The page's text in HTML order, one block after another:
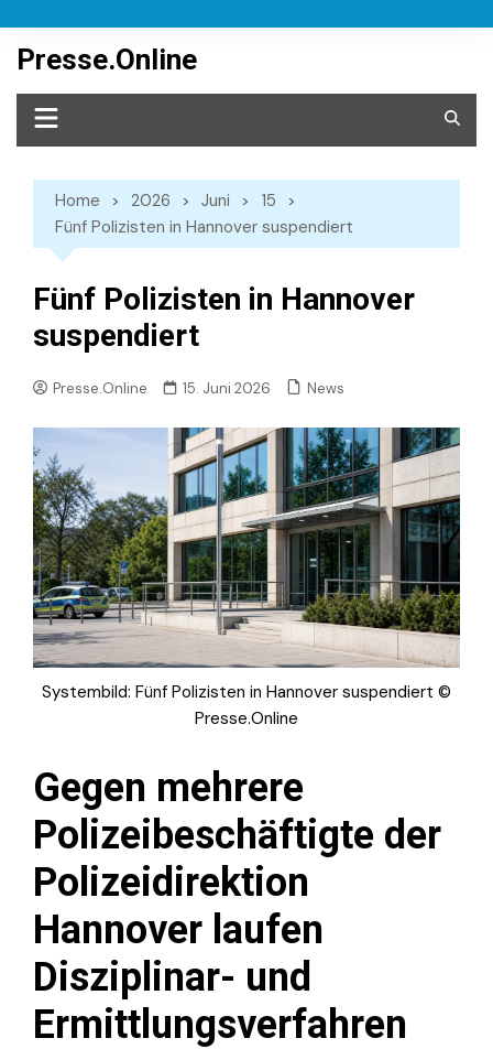
content
Presse.Online
Home 2026 Juni
15
Fünf Polizisten in Hannover suspendiert
Fünf Polizisten in Hannover
suspendiert
Presse.Online 15. Juni 2026 News
Systembild: Fünf Polizisten in Hannover suspendiert ©
Presse.Online
Gegen mehrere
Polizeibeschäftigte der
Polizeidirektion
Hannover laufen
Disziplinar- und
Ermittlungsverfahren